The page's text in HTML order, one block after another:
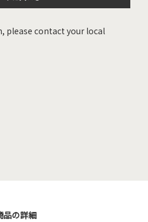
please contact your local
品の詳細